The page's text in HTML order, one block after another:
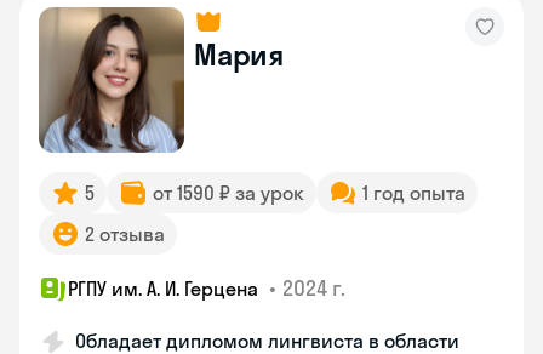
Мария
5 от 1590 ₽ за урок
1 год опыта
2 отзыва
РГПУ им. А. И. Герцена • 2024 г.
Обладает дипломом лингвиста в области